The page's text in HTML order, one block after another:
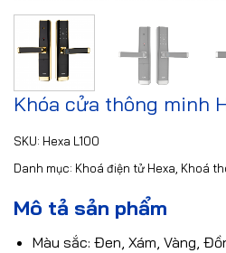
Khóa cửa thông minh
SKU: Hexa L100
Danh mục: Khoá điện tử Hexa Khoá
Mô tả sản phẩm
Màu sắc: Đen, Xám, Vàng,